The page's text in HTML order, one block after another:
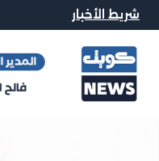
شريط الأخبار